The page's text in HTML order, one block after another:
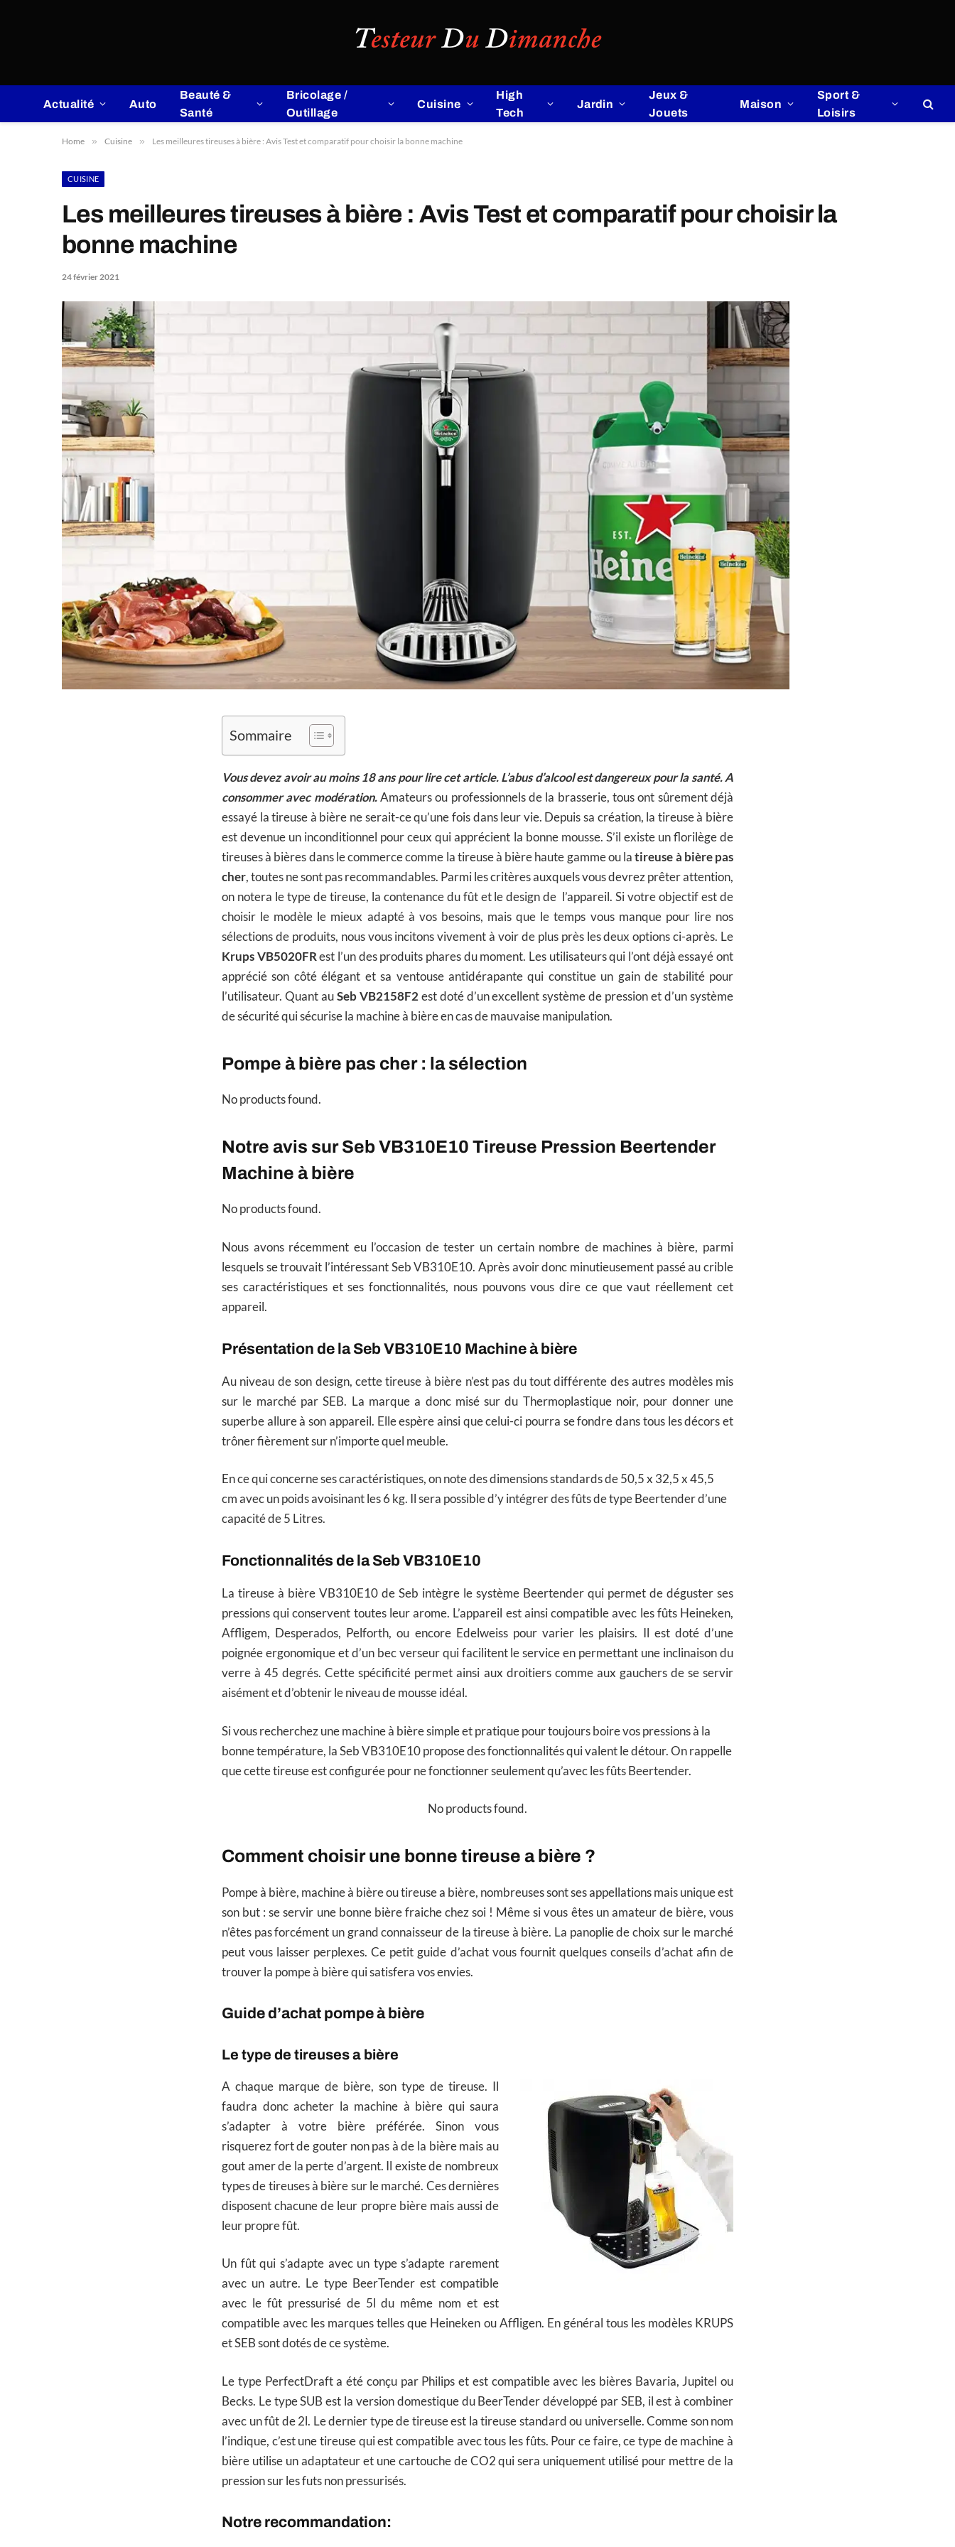
Actualité Auto
Beauté &
Santé
Bricolage /
Outillage
Cuisine
High
Tech
Jardin
Jeux &
Jouets
Maison
Sport &
Loisirs
Home » Cuisine » Les meilleures tireuses à bière : Avis Test et comparatif pour choisir la bonne machine
CUISINE
Les meilleures tireuses à bière : Avis Test et comparatif pour choisir la
bonne machine
24 février 2021
Sommaire
Vous devez avoir au moins 18 ans pour lire cet article. L’abus d’alcool est dangereux pour la santé. A
consommer avec modération. Amateurs ou professionnels de la brasserie, tous ont sûrement déjà
essayé la tireuse à bière ne serait-ce qu’une fois dans leur vie. Depuis sa création, la tireuse à bière
est devenue un inconditionnel pour ceux qui apprécient la bonne mousse. S’il existe un florilège de
tireuses à bières dans le commerce comme la tireuse à bière haute gamme ou latireuse à bière pas
cher, toutes ne sont pas recommandables. Parmi les critères auxquels vous devrez prêter attention,
on notera le type de tireuse, la contenance du fût et le design de l’appareil. Si votre objectif est de
choisir le modèle le mieux adapté à vos besoins, mais que le temps vous manque pour lire nos
sélections de produits, nous vous incitons vivement à voir de plus près les deux options ci-après. Le
Krups VB5020FR est l’un des produits phares du moment. Les utilisateurs qui l’ont déjà essayé ont
apprécié son côté élégant et sa ventouse antidérapante qui constitue un gain de stabilité pour
l’utilisateur. Quant au Seb VB2158F2 est doté d’un excellent système de pression et d’un système
de sécurité qui sécurise la machine à bière en cas de mauvaise manipulation.
Pompe à bière pas cher : la sélection
No products found.
Notre avis sur Seb VB310E10 Tireuse Pression Beertender
Machine à bière
No products found.
Nous avons récemment eu l’occasion de tester un certain nombre de machines à bière, parmi
lesquels se trouvait l’intéressant Seb VB310E10. Après avoir donc minutieusement passé au crible
ses caractéristiques et ses fonctionnalités, nous pouvons vous dire ce que vaut réellement cet
appareil.
Présentation de la Seb VB310E10 Machine à bière
Au niveau de son design, cette tireuse à bière n’est pas du tout différente des autres modèles mis
sur le marché par SEB. La marque a donc misé sur du Thermoplastique noir, pour donner une
superbe allure à son appareil. Elle espère ainsi que celui-ci pourra se fondre dans tous les décors et
trôner fièrement sur n’importe quel meuble.
En ce qui concerne ses caractéristiques, on note des dimensions standards de 50,5 x 32,5 x 45,5
cm avec un poids avoisinant les 6 kg. Il sera possible d’y intégrer des fûts de type Beertender d’une
capacité de 5 Litres.
Fonctionnalités de la Seb VB310E10
La tireuse à bière VB310E10 de Seb intègre le système Beertender qui permet de déguster ses
pressions qui conservent toutes leur arome. L’appareil est ainsi compatible avec les fûts Heineken,
Affligem, Desperados, Pelforth, ou encore Edelweiss pour varier les plaisirs. Il est doté d’une
poignée ergonomique et d’un bec verseur qui facilitent le service en permettant une inclinaison du
verre à 45 degrés. Cette spécificité permet ainsi aux droitiers comme aux gauchers de se servir
aisément et d’obtenir le niveau de mousse idéal.
Si vous recherchez une machine à bière simple et pratique pour toujours boire vos pressions à la
bonne température, la Seb VB310E10 propose des fonctionnalités qui valent le détour. On rappelle
que cette tireuse est configurée pour ne fonctionner seulement qu’avec les fûts Beertender.
No products found.
Comment choisir une bonne tireuse a bière ?
Pompe à bière, machine à bière ou tireuse a bière, nombreuses sont ses appellations mais unique est
son but : se servir une bonne bière fraiche chez soi ! Même si vous êtes un amateur de bière, vous
n’êtes pas forcément un grand connaisseur de la tireuse à bière. La panoplie de choix sur le marché
peut vous laisser perplexes. Ce petit guide d’achat vous fournit quelques conseils d’achat afin de
trouver la pompe à bière qui satisfera vos envies.
Guide d’achat pompe à bière
Le type de tireuses a bière
A chaque marque de bière, son type de tireuse. Il
faudra donc acheter la machine à bière qui saura
s’adapter à votre bière préférée. Sinon vous
risquerez fort de gouter non pas à de la bière mais au
gout amer de la perte d’argent. Il existe de nombreux
types de tireuses à bière sur le marché. Ces dernières
disposent chacune de leur propre bière mais aussi de
leur propre fût.
Un fût qui s’adapte avec un type s’adapte rarement
avec un autre. Le type BeerTender est compatible
avec le fût pressurisé de 5l du même nom et est
compatible avec les marques telles que Heineken ou Affligen. En général tous les modèles KRUPS
et SEB sont dotés de ce système.
Le type PerfectDraft a été conçu par Philips et est compatible avec les bières Bavaria, Jupitel ou
Becks. Le type SUB est la version domestique du BeerTender développé par SEB, il est à combiner
avec un fût de 2l. Le dernier type de tireuse est la tireuse standard ou universelle. Comme son nom
l’indique, c’est une tireuse qui est compatible avec tous les fûts. Pour ce faire, ce type de machine à
bière utilise un adaptateur et une cartouche de CO2 qui sera uniquement utilisé pour mettre de la
pression sur les futs non pressurisés.
Notre recommandation: